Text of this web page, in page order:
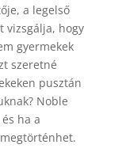
a legelső
vizsgálja, hogy
gyermekek
szeretné
pusztán
Noble
ha a